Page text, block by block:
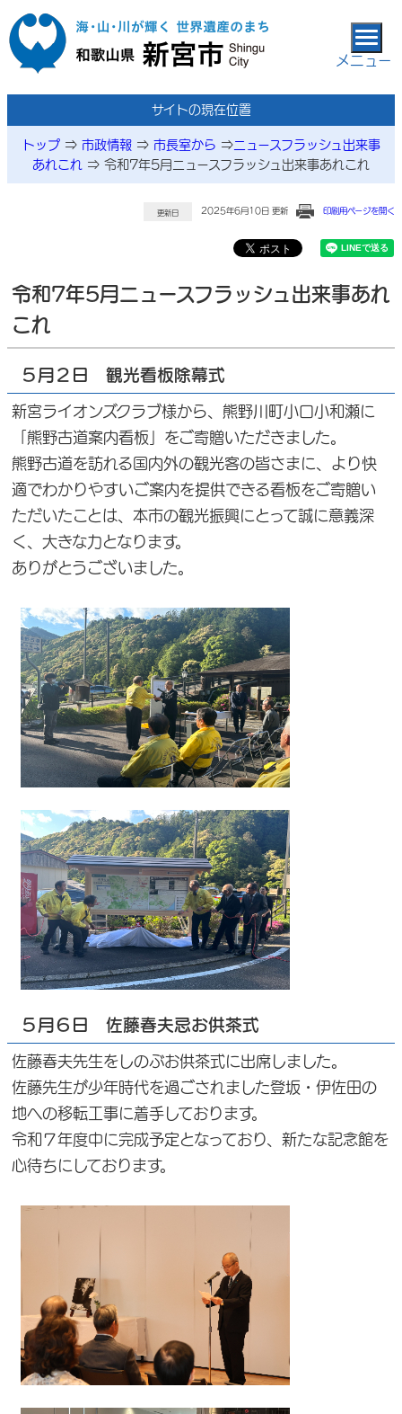
本文へ移動
メニュー
サイトの現在位置
トップ⇒ 市政情報⇒ 市長室から ⇒ニュースフラッシュ出来事
あれこれ ⇒ 令和7年5月ニュースフラッシュ出来事あれこれ
更新日 2025年6月10日 更新 印刷用ページを開く
令和7年5月ニュースフラッシュ出来事あれ
これ
５月２日 観光看板除幕式
新宮ライオンズクラブ様から、熊野川町小口小和瀬に
「熊野古道案内看板」をご寄贈いただきました。
熊野古道を訪れる国内外の観光客の皆さまに、より快
適でわかりやすいご案内を提供できる看板をご寄贈い
ただいたことは、本市の観光振興にとって誠に意義深
く、大きな力となります。
ありがとうございました。
５月６日 佐藤春夫忌お供茶式
佐藤春夫先生をしのぶお供茶式に出席しました。
佐藤先生が少年時代を過ごされました登坂・伊佐田の
地への移転工事に着手しております。
令和７年度中に完成予定となっており、新たな記念館を
心待ちにしております。